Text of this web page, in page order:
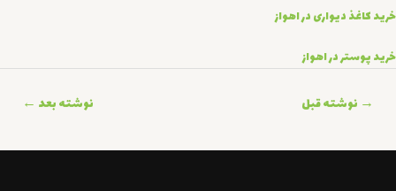
خرید کاغذ دیواری در اهواز
خرید پوستر در اهواز
راهبری→ نوشته قبل نوشته بعد ←